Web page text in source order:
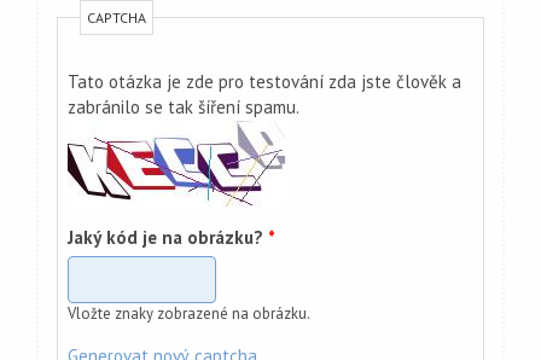
CAPTCHA
Tato otázka je zde pro testování zda jste člověk a
zabránilo se tak šíření spamu.
Jaký kód je na obrázku? *
Vložte znaky zobrazené na obrázku.
Generovat nový captcha